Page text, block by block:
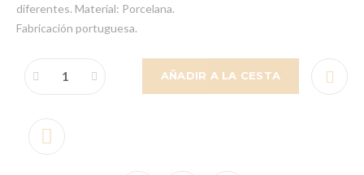
diferentes. Material: Porcelana.
Fabricación portuguesa.
AÑADIR A LA CESTA